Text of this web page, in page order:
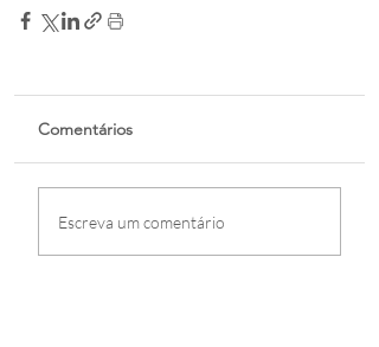
Comentários
Escreva um comentário